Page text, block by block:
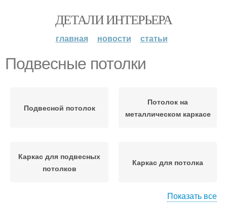
ДЕТАЛИ ИНТЕРЬЕРА
главная новости статьи
Подвесные потолки
Подвесной потолок
Потолок на
металлическом каркасе
Каркас для подвесных
потолков
Каркас для потолка
Показать все